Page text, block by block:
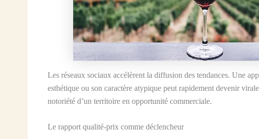
Les réseaux sociaux accélèrent la diffusion des tendances. Une
esthétique ou son caractère atypique peut rapidement devenir
notoriété d’un territoire en opportunité commerciale.
Le rapport qualité-prix comme déclencheur